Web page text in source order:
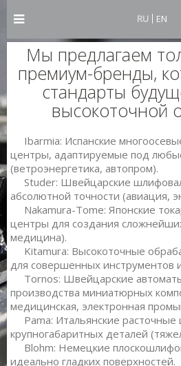
RU EN
Мы предлагаем
премиум-бренды,
стандарты
высокоточной
Ibarmia: Испанские
центры, адаптируемые под
(ветроэнергетика, автопром).
Studer: Швейцарские
абсолютной точности (авиация,
Nakamura-Tome: Японские
центры для создания
медицина).
Kitamura: Высокоточные
для совершенных инструментов
Tornos: Швейцарские
производства миниатюрных
медицинская, электронная
Pama: Итальянские
крупногабаритных деталей
Blohm: Немецкие
идеально гладких поверхностей.